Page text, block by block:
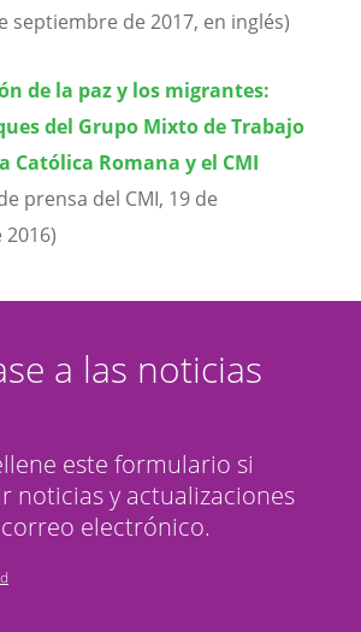
septiembre de 2017, en inglés)
de la paz y los migrantes:
del Grupo Mixto de Trabajo
Católica Romana y el CMI
prensa del CMI, 19 de
a las noticias
este formulario si
noticias y actualizaciones
electrónico.